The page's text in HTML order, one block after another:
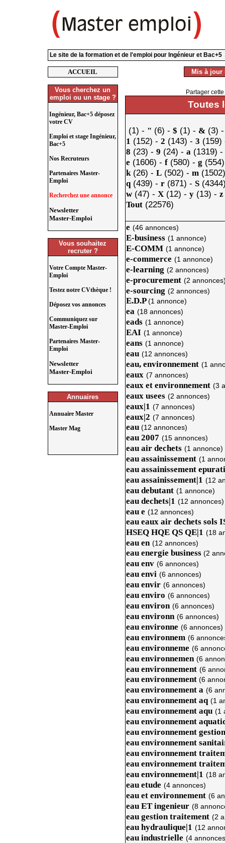
Le site de la formation et de l'emploi pour Ingénieur et Bac+5
ACCUEIL
Vous cherchez un
emploi ou un stage ?
Ingénieur, Bac+5 déposez
votre CV
Emploi et stage Ingénieur,
Bac+5
Nos Recruteurs
Partenaires Master-
Emploi
Recherchez une annonce
Newsletter
Master-Emploi
Vous souhaitez
recruter ?
Votre Compte Master-
Emploi
Testez notre CVthèque !
Déposez vos annonces
Communiquez sur
Master-Emploi
Partenaires Master-
Emploi
Newsletter
Master-Emploi
Annuaires
Annuaire Master
Master Mag
Mis à jour
Partager
Toutes
(1) - " (6) - $ (1) - &(3)
1 (152) - 2 (143) - 3
8 (23) - 9 (24) - a(1319) -
e (1606) - f(580) - g
k(26) - L(502) - m
q(439) - r(871) - S
w(47) - X(12) - y(13) - z
Tout(22576)
e (46 annonces)
E-business (1 annonce)
E-COMM (1 annonce)
e-commerce (1 annonce)
e-learning (2 annonces)
e-procurement (2
e-sourcing (2 annonces)
E.D.P(1 annonce)
ea (18 annonces)
eads (1 annonce)
EAI (1 annonce)
eans (1 annonce)
eau (12 annonces)
eau, environnement (1
eaux (7 annonces)
eaux et environnement (3
eaux usees (2 annonces)
eaux|1 (7 annonces)
eaux|2 (7 annonces)
eau (12 annonces)
eau 2007 (15 annonces)
eau air dechets (1 annonce)
eau assainissement (1
eau assainissement
eau assainissement|1 (12
eau debutant (1 annonce)
eau dechets|1 (12 annonces)
eau e (12 annonces)
eau eaux air dechets sols
HSEQ HQE QS QE|1 (18
eau en (12 annonces)
eau energie business (2
eau env (6 annonces)
eau envi (6 annonces)
eau envir (6 annonces)
eau enviro (6 annonces)
eau environ (6 annonces)
eau environn (6 annonces)
eau environne (6 annonces)
eau environnem (6
eau environneme (6
eau environnemen (6
eau environnement (6
eau environnement (6
eau environnement a (6
eau environnement aq (1
eau environnement aqu (1
eau environnement
eau environnement gestion
eau environnement
eau environnement
eau environnement
eau environnement|1 (18
eau etude (4 annonces)
eau et environnement (6
eau ET ingenieur (8
eau gestion traitement (2
eau hydraulique|1 (12
eau industrielle (4